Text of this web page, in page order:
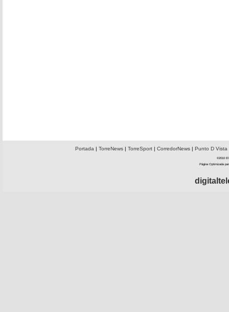
Portada | TorreNews| TorreSport| CorredorNews| Punto D Vista
©2010 El
Página Optimizada